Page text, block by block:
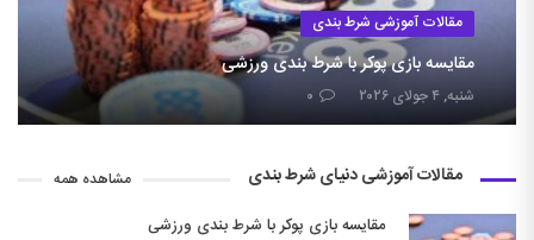
مقالات آموزشی شرط بندی
مقایسه بازی پوکر با شرط بندی ورزشی
شنبه, ۴ جولای ۲۰۲۶ ۰
مقالات آموزشی دنیای شرط بندی مشاهده همه
مقایسه بازی پوکر با شرط بندی ورزشی